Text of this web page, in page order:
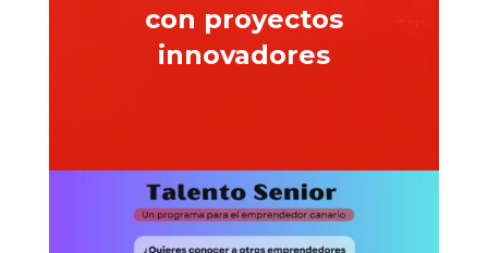
con proyectos
innovadores